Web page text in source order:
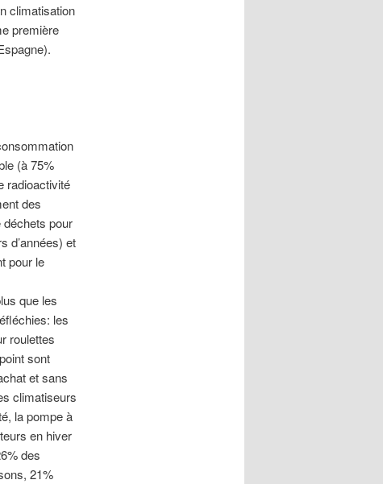
climatisation
première
(à 75%
radioactivité
des
déchets pour
d’années) et
pour le
que les
les
roulettes
sont
et sans
climatiseurs
la pompe à
en hiver
des
21%